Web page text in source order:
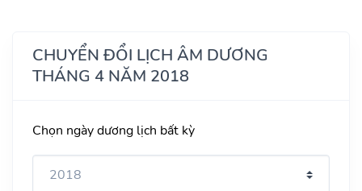
CHUYỂN ĐỔI LỊCH ÂM DƯƠNG
THÁNG 4 NĂM 2018
Chọn ngày dương lịch bất kỳ